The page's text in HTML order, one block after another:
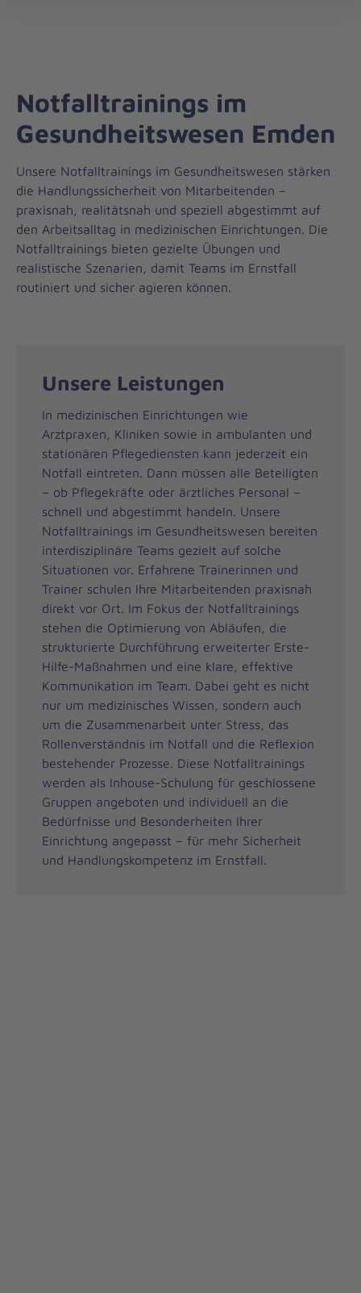
Notfalltrainings im
Gesundheitswesen Emden
Unsere Notfalltrainings im Gesundheitswesen stärken
die Handlungssicherheit von Mitarbeitenden –
praxisnah, realitätsnah und speziell abgestimmt auf
den Arbeitsalltag in medizinischen Einrichtungen. Die
Notfalltrainings bieten gezielte Übungen und
realistische Szenarien, damit Teams im Ernstfall
routiniert und sicher agieren können.
Unsere Leistungen
In medizinischen Einrichtungen wie
Arztpraxen, Kliniken sowie in ambulanten und
stationären Pflegediensten kann jederzeit ein
Notfall eintreten. Dann müssen alle Beteiligten
– ob Pflegekräfte oder ärztliches Personal –
schnell und abgestimmt handeln. Unsere
Notfalltrainings im Gesundheitswesen bereiten
interdisziplinäre Teams gezielt auf solche
Situationen vor. Erfahrene Trainerinnen und
Trainer schulen Ihre Mitarbeitenden praxisnah
direkt vor Ort. Im Fokus der Notfalltrainings
stehen die Optimierung von Abläufen, die
strukturierte Durchführung erweiterter Erste-
Hilfe-Maßnahmen und eine klare, effektive
Kommunikation im Team. Dabei geht es nicht
nur um medizinisches Wissen, sondern auch
um die Zusammenarbeit unter Stress, das
Rollenverständnis im Notfall und die Reflexion
bestehender Prozesse. Diese Notfalltrainings
werden als Inhouse-Schulung für geschlossene
Gruppen angeboten und individuell an die
Bedürfnisse und Besonderheiten Ihrer
Einrichtung angepasst – für mehr Sicherheit
und Handlungskompetenz im Ernstfall.